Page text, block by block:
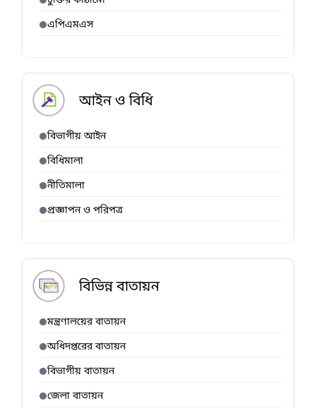
এপিএমএস
আইন ও বিধি
বিভাগীয় আইন
বিধিমালা
নীতিমালা
প্রজ্ঞাপন ও পরিপত্র
বিভিন্ন বাতায়ন
মন্ত্রণালয়ের বাতায়ন
অধিদপ্তরের বাতায়ন
বিভাগীয় বাতায়ন
জেলা বাতায়ন